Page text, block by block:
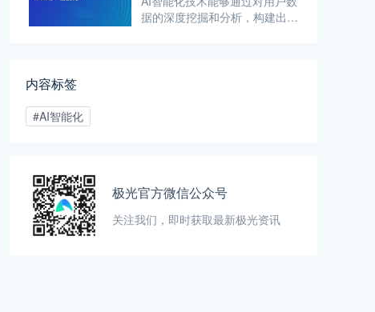
得各行业企业均能轻松上手，进
行业务流程的自动化和智能化升
据的深度挖掘和分析，构建出精
内容标签
#AI智能化
极光官方微信公众号
关注我们，即时获取最新极光资讯